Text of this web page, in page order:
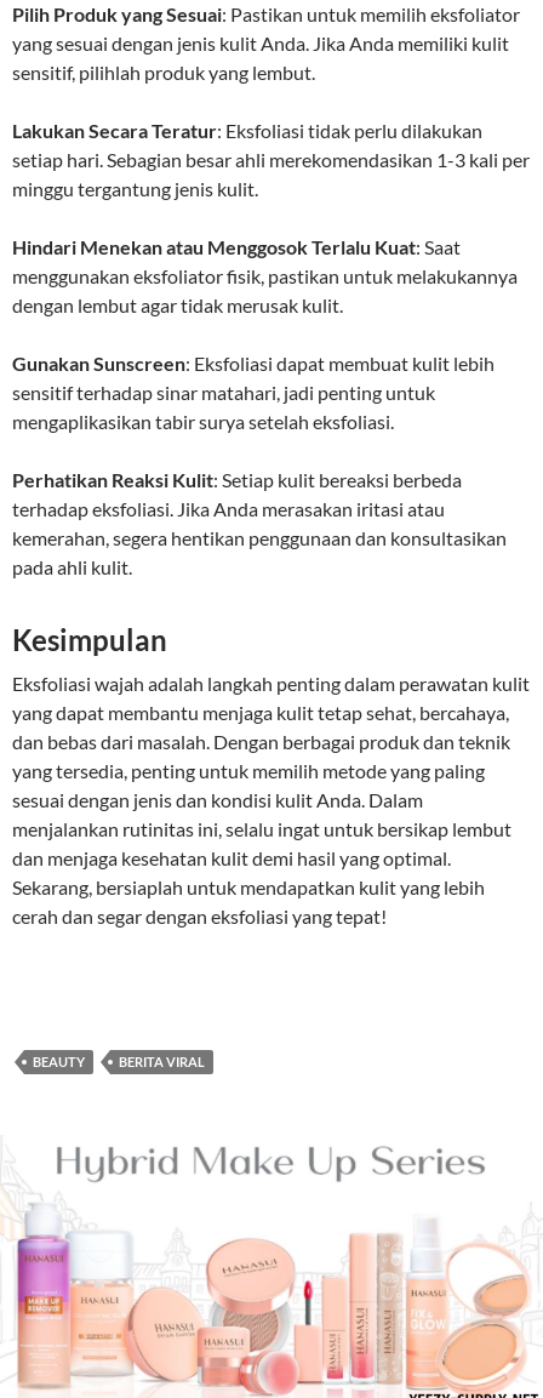
Pilih Produk yang Sesuai: Pastikan untuk memilih eksfoliator
yang sesuai dengan jenis kulit Anda. Jika Anda memiliki kulit
sensitif, pilihlah produk yang lembut.
Lakukan Secara Teratur: Eksfoliasi tidak perlu dilakukan
setiap hari. Sebagian besar ahli merekomendasikan 1-3 kali per
minggu tergantung jenis kulit.
Hindari Menekan atau Menggosok Terlalu Kuat: Saat
menggunakan eksfoliator fisik, pastikan untuk melakukannya
dengan lembut agar tidak merusak kulit.
Gunakan Sunscreen: Eksfoliasi dapat membuat kulit lebih
sensitif terhadap sinar matahari, jadi penting untuk
mengaplikasikan tabir surya setelah eksfoliasi.
Perhatikan Reaksi Kulit: Setiap kulit bereaksi berbeda
terhadap eksfoliasi. Jika Anda merasakan iritasi atau
kemerahan, segera hentikan penggunaan dan konsultasikan
pada ahli kulit.
Kesimpulan
Eksfoliasi wajah adalah langkah penting dalam perawatan kulit
yang dapat membantu menjaga kulit tetap sehat, bercahaya,
dan bebas dari masalah. Dengan berbagai produk dan teknik
yang tersedia, penting untuk memilih metode yang paling
sesuai dengan jenis dan kondisi kulit Anda. Dalam
menjalankan rutinitas ini, selalu ingat untuk bersikap lembut
dan menjaga kesehatan kulit demi hasil yang optimal.
Sekarang, bersiaplah untuk mendapatkan kulit yang lebih
cerah dan segar dengan eksfoliasi yang tepat!
BEAUTY BERITA VIRAL